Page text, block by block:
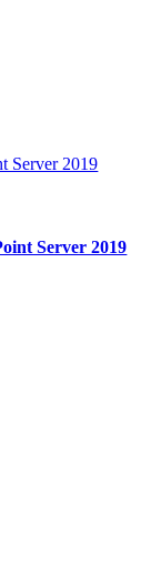
Server 2019
Server 2019